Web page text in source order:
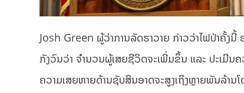
Josh Green ຜູ້ວ່າການລັດຮາວາຍ ກ່າວວ່າໄຟປ່າຄັ້ງ
ກັງວົນວ່າ ຈຳນວນຜູ້ເສຍຊີວິດຈະເພີ່ມຂຶ້ນ ແລະ ປະເມີນ
ຄວາມເສຍຫາຍດ້ານຊັບສິນອາດຈະສູງເຖິງຫຼາຍພັນລ້າ